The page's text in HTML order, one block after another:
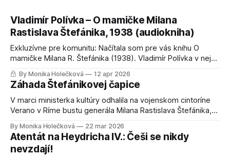
Vladimír Polívka – O mamičke Milana
Rastislava Štefánika, 1938 (audiokniha)
Exkluzívne pre komunitu: Načítala som pre vás knihu O
mamičke Milana R. Štefánika (1938). Vladimír Polívka v nej
Celú audioknihu si môžete vypočuť po bezplatnej registrácii
na webe.
By Monika Holečková 12 apr 2026
Záhada Štefánikovej čapice
V marci ministerka kultúry odhalila na vojenskom cintoríne
Verano v Ríme bustu generála Milana Rastislava Štefánika,
virálnou, pretože sa na 38-ročného Štefánika až tak veľmi
nepodobá. Ľudia začali spochybňovať aj uniformu, ktorú má
Štefánik oblečenú. Do očí verejnosti bijú hlavne
By Monika Holečková 22 mar 2026
Atentát na Heydricha IV.: Češi se nikdy
nevzdají!